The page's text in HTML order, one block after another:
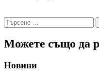
Търсене
за:
Можете също да
Новини